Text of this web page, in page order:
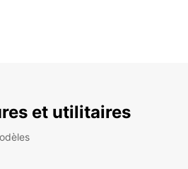
et utilitaires